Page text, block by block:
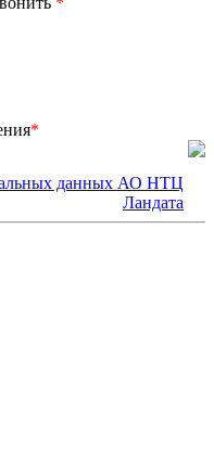
*
данных АО НТЦ
Ландата